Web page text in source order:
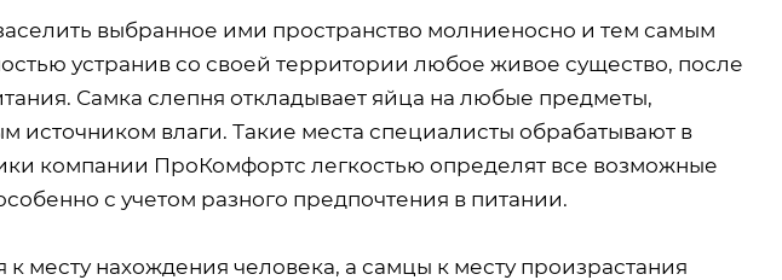
выбранное ими пространство молниеносно и тем самым
устранив со своей территории любое живое существо, после
Самка слепня откладывает яйца на любые предметы,
источником влаги. Такие места специалисты обрабатывают в
компании ПроКомфортс легкостью определят все возможные
с учетом разного предпочтения в питании.
месту нахождения человека, а самцы к месту произрастания